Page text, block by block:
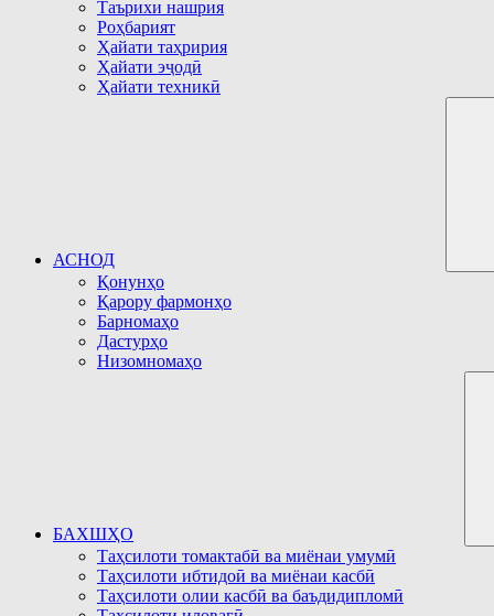
Таърихи нашрия
Роҳбарият
Ҳайати таҳририя
Ҳайати эҷодӣ
Ҳайати техникӣ
АСНОД
Қонунҳо
Қарору фармонҳо
Барномаҳо
Дастурҳо
Низомномаҳо
БАХШҲО
Таҳсилоти томактабӣ ва миёнаи умумӣ
Таҳсилоти ибтидоӣ ва миёнаи касбӣ
Таҳсилоти олии касбӣ ва баъдидипломӣ